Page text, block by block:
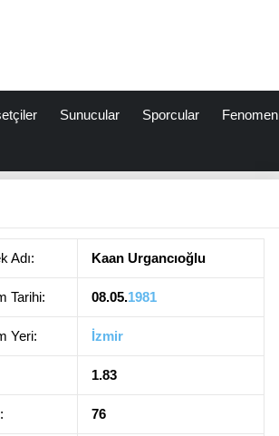
Sunucular Sporcular Fenomen
Adı: Kaan Urgancıoğlu
Tarihi: 08.05.1981
Yeri: İzmir
1.83
76